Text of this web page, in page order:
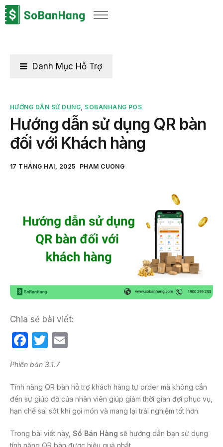
Sản phẩm
Bảng giá
Thông tin thuế
Về chúng tôi
HƯỚNG DẪN SỬ DỤNG, SOBANHANG POS
Hướng dẫn sử dụng QR bàn
đối với Khách hàng
17 THÁNG HAI, 2025 PHAM CUONG
Chia sẻ bài viết:
F
c
e
b
o
o
T
itt
er
Phiên bản 3.1.7
Tính năng QR bàn hỗ trợ khách hàng tự order mà không cần
đến sự giúp đỡ của nhân viên giúp giảm thời gian đợi phục vụ,
hạn chế sai sót khi gọi món và mang lại trải nghiệm tốt hơn.
Trong bài viết này, Sổ Bán Hàng sẽ hướng dẫn bạn sử dụng
Danh Mục Hỗ Trợ